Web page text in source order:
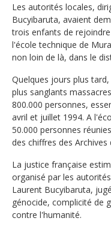
Les autorités locales,
Bucyibaruta, avaient
trois enfants de
l'école technique de
non loin de là, dans le
Quelques jours plus
plus sanglants
800.000 personnes,
avril et juillet 1994. A
50.000 personnes
des chiffres des Archives
La justice française
organisé par les
Laurent Bucyibaruta,
génocide, complicité de
contre l'humanité.